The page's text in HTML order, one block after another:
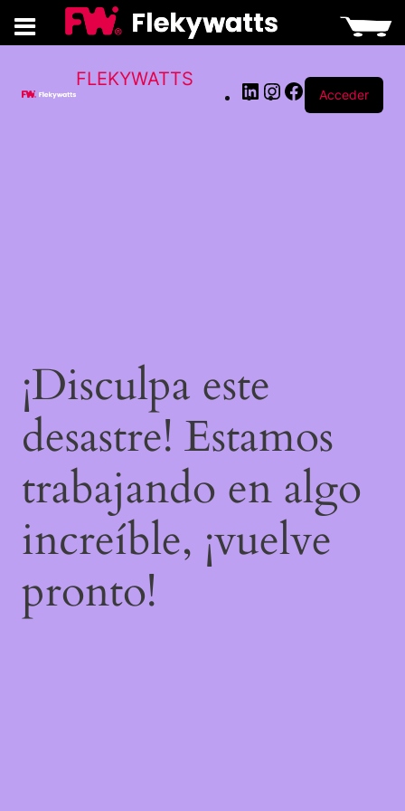
FLEKYWATTS
Acceder
¡Disculpa este
desastre! Estamos
trabajando en algo
increíble, ¡vuelve
pronto!